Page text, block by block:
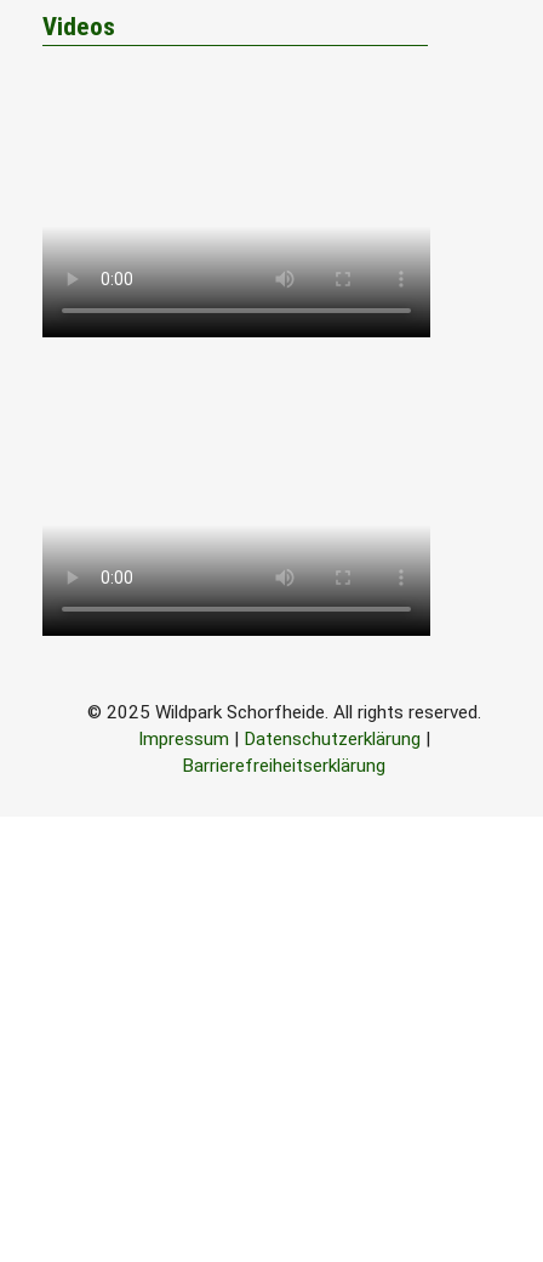
Videos
© 2025 Wildpark Schorfheide. All rights reserved.
Impressum| Datenschutzerklärung|
Barrierefreiheitserklärung